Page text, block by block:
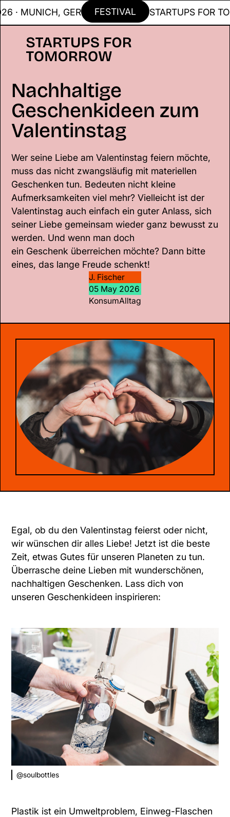
GER FESTIVAL STARTUPS FOR
Nachhaltige
Geschenkideen zum
Valentinstag
Wer seine Liebe am Valentinstag feiern möchte,
muss das nicht zwangsläufig mit materiellen
Geschenken tun. Bedeuten nicht kleine
Aufmerksamkeiten viel mehr? Vielleicht ist der
Valentinstag auch einfach ein guter Anlass, sich
seiner Liebe gemeinsam wieder ganz bewusst zu
werden. Und wenn man doch
ein Geschenk überreichen möchte? Dann bitte
eines, das lange Freude schenkt!
J. Fischer
05 May 2026
KonsumAlltag
Egal, ob du den Valentinstag feierst oder nicht,
wir wünschen dir alles Liebe! Jetzt ist die beste
Zeit, etwas Gutes für unseren Planeten zu tun.
Überrasche deine Lieben mit wunderschönen,
nachhaltigen Geschenken. Lass dich von
unseren Geschenkideen inspirieren:
@soulbottles
Plastik ist ein Umweltproblem, Einweg-Flaschen